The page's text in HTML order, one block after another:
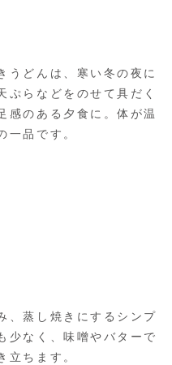
うどんは、寒い冬の夜に
ぷらなどをのせて具だく
感のある夕食に。体が温
一品です。
、蒸し焼きにするシンプ
少なく、味噌やバターで
立ちます。